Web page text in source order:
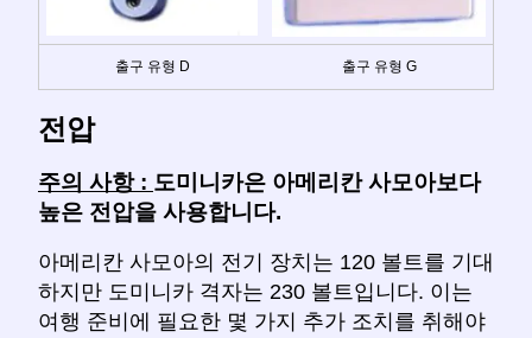
출구 유형 D 출구 유형 G
전압
주의 사항 : 도미니카은 아메리칸 사모아보다
높은 전압을 사용합니다.
아메리칸 사모아의 전기 장치는 120 볼트를 기대
하지만 도미니카 격자는 230 볼트입니다. 이는
여행 준비에 필요한 몇 가지 추가 조치를 취해야